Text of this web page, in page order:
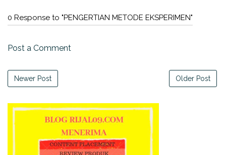
0 Response to "PENGERTIAN METODE EKSPERIMEN"
Post a Comment
Newer Post Older Post